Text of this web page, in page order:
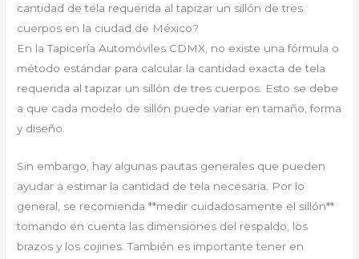
cantidad de tela requerida al tapizar un sillón de tres
cuerpos en la ciudad de México?
En la Tapicería Automóviles CDMX, no existe una fórmula o
método estándar para calcular la cantidad exacta de tela
requerida al tapizar un sillón de tres cuerpos. Esto se debe
a que cada modelo de sillón puede variar en tamaño, forma
y diseño.
Sin embargo, hay algunas pautas generales que pueden
ayudar a estimar la cantidad de tela necesaria. Por lo
general, se recomienda **medir cuidadosamente el sillón**
tomando en cuenta las dimensiones del respaldo, los
brazos y los cojines. También es importante tener en